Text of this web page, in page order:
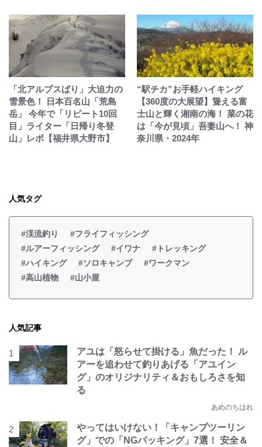
「北アルプスばり」大迫力の
雪景色！ 日本百名山「荒島
岳」 今年で「リピート10回
目」ライター「日帰り冬登
山」レポ【福井県大野市】
“駅チカ”お手軽ハイキング
【360度の大展望】聳える富
士山と輝く湘南の海！ 菜の花
は「今が見頃」吾妻山へ！ 神
奈川県・2024年
人気タグ
#渓流釣り
#フライフィッシング
#ルアーフィッシング
#イワナ
#トレッキング
#ハイキング
#ソロキャンプ
#ワークマン
#高山植物
#山小屋
人気記事
アユは「怒らせて掛ける」魚だった！ ル
アーを追わせて釣りあげる「アユイン
グ」のオリジナリティ＆おもしろさを知
る
あめのちはれ
やってはいけない！「キャンプツーリン
グ」での「NGパッキング」7選！ 安全＆